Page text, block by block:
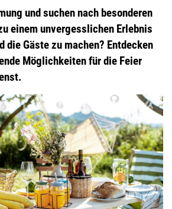
und suchen nach besonderen
einem unvergesslichen Erlebnis
die Gäste zu machen? Entdecken
Möglichkeiten für die Feier